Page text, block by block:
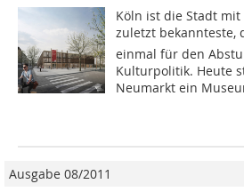
Köln ist die Stadt mit
zuletzt bekannteste,
einmal für den
Kulturpolitik. Heute
Neumarkt ein
Ausgabe 08/2011